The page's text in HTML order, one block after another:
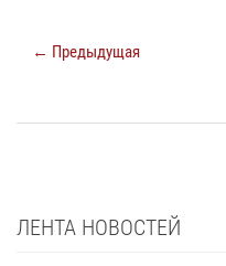
← Предыдущая
ЛЕНТА НОВОСТЕЙ